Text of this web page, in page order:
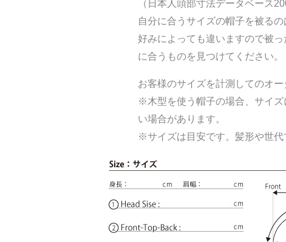
（日本人頭部寸法データベース
自分に合うサイズの帽子を被る
好みによっても違いますので被
に合うものを見つけてください。
お客様のサイズを計測してのオー
※木型を使う帽子の場合、サイ
い場合があります。
※サイズは目安です。髪形や世代